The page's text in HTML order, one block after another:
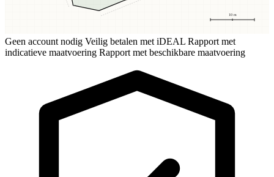
10 m
Geen account nodig Veilig betalen met iDEAL Rapport met
indicatieve maatvoering Rapport met beschikbare maatvoering